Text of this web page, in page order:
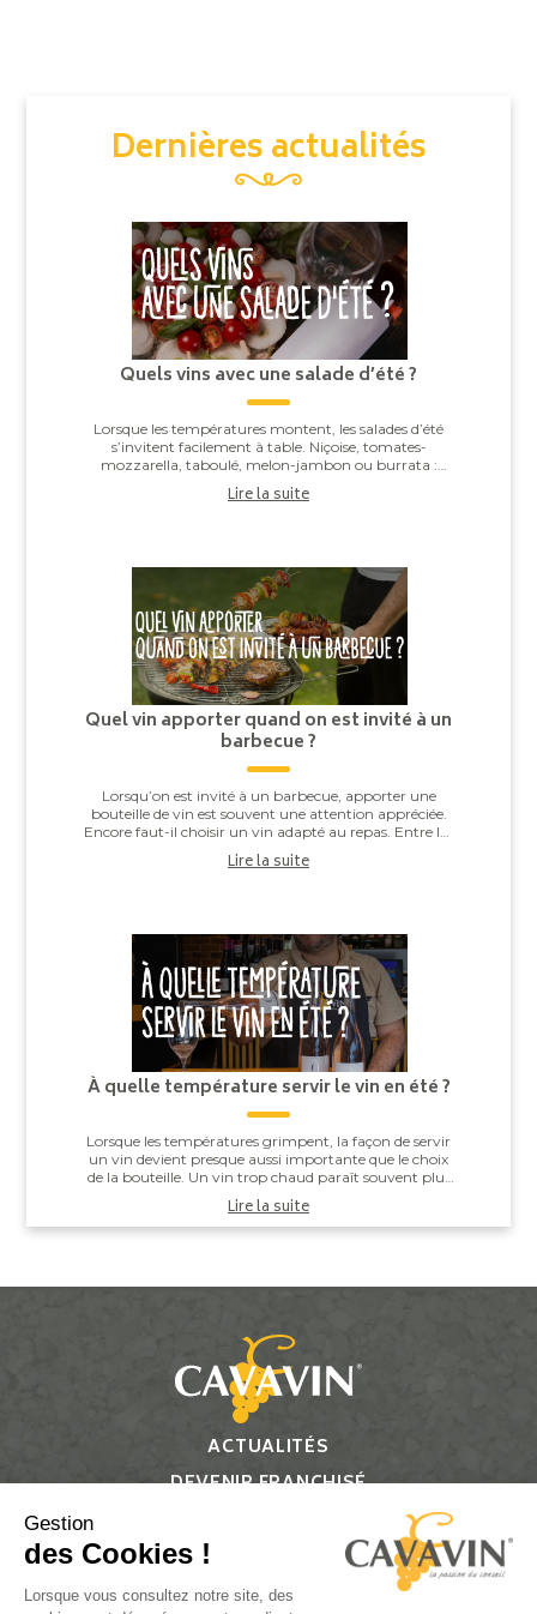
Dernières actualités
Quels vins avec une salade d’été ?
Lorsque les températures montent, les salades d’été
s’invitent facilement à table. Niçoise, tomates-
mozzarella, taboulé, melon-jambon ou burrata :
derrière leur apparente simplicité, elles offren...
Lire la suite
Quel vin apporter quand on est invité à un
barbecue ?
Lorsqu’on est invité à un barbecue, apporter une
bouteille de vin est souvent une attention appréciée.
Encore faut-il choisir un vin adapté au repas. Entre les
saucisses grillées, les brochettes,...
Lire la suite
À quelle température servir le vin en été ?
Lorsque les températures grimpent, la façon de servir
un vin devient presque aussi importante que le choix
de la bouteille. Un vin trop chaud paraît souvent plus
alcooleux, tandis qu’un vin trop ...
Lire la suite
ACTUALITÉS
DEVENIR FRANCHISÉ
Suivez-nous
Gestion
des Cookies !
Lorsque vous consultez notre site, des